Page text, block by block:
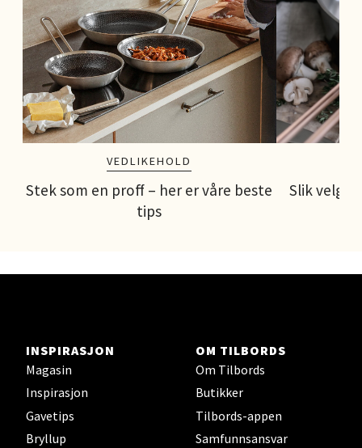
VEDLIKEHOLD
Stek som en proff – her er våre beste
tips
Slik
INSPIRASJON
Magasin
Inspirasjon
Gavetips
Bryllup
OM TILBORDS
Om Tilbords
Butikker
Tilbords-appen
Samfunnsansvar
1 i butikk
Velg
Bergen - Thon Senter Åsane
Åsane Storsenter, 5116 Ulset
Åpent i dag 10-21